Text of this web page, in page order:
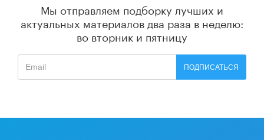
Мы отправляем подборку лучших и
актуальных материалов два раза в неделю:
во вторник и пятницу
ПОДПИСАТЬСЯ